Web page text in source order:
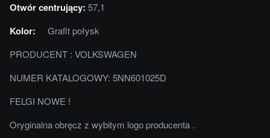
Otwór centrujący: 57,1
Kolor: Grafit połysk
PRODUCENT : VOLKSWAGEN
NUMER KATALOGOWY: 5NN601025D
FELGI NOWE !
Oryginalna obręcz z wybitym logo producenta .